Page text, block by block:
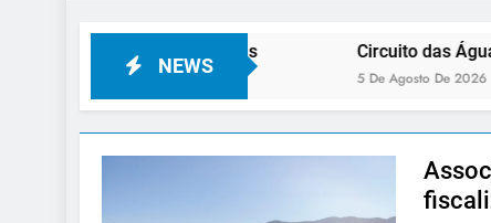
NEWS
os viajantes Circuito das Águas tem
5 De Agosto De 2026